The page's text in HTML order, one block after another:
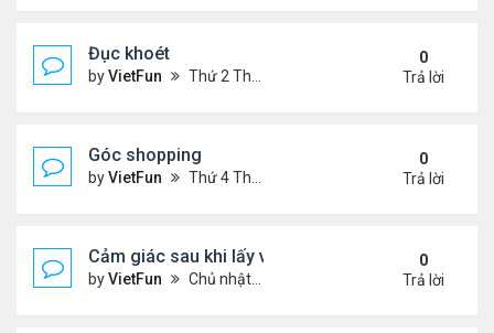
Đục khoét
byVietFun Thứ 2 Tháng 1 03, 2022 9:05 pm
0
Trả lời
Góc shopping
byVietFun Thứ 4 Tháng 12 15, 2021 12:19 pm
0
Trả lời
Cảm giác sau khi lấy vợ
byVietFun Chủ nhật Tháng 12 12, 2021 11:24 pm
0
Trả lời